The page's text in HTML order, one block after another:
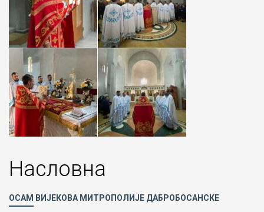
Насловна
ОСАМ ВИЈЕКОВА МИТРОПОЛИЈЕ ДАБРОБОСАНСКЕ